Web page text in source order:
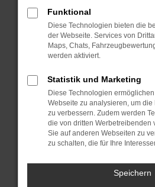
Überprüfe deine Firewall
Internetverbindung.
Laden andere Webseiten,
Suchmaschine?
Manche Erweiterungen, wie
können das Laden
verhindern. Funktioniert
anderen Browser oder in
Fenster?
Das kann manchmal
Probleme zu beheben.
Funktional
Diese Technologien bieten die
der Webseite. Services von
Maps, Chats,
werden aktiviert.
Statistik und Marketing
Diese Technologien
Webseite zu analysieren, um die
zu verbessern. Zudem werden
die von dritten Werbetreibenden
Sie auf anderen Webseiten zu
zu schalten, die für Ihre
Speichern